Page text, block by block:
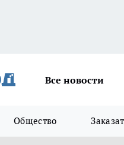
Все новости
Общество